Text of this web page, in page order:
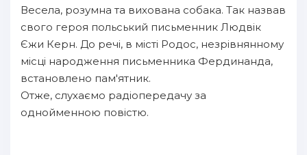
Весела, розумна та вихована собака. Так назвав
свого героя польський письменник Людвік
Єжи Керн. До речі, в місті Родос, незрівнянному
місці народження письменника Фердинанда,
встановлено пам'ятник.
Отже, слухаємо радіопередачу за
однойменною повістю.